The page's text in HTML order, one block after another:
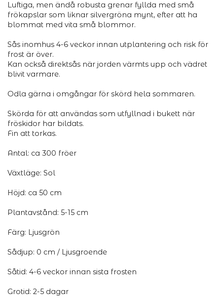
Luftiga, men ändå robusta grenar fyllda med små
frökapslar som liknar silvergröna mynt, efter att ha
blommat med vita små blommor.
Sås inomhus 4-6 veckor innan utplantering och risk för
frost är över.
Kan också direktsås när jorden värmts upp och vädret
blivit varmare.
Odla gärna i omgångar för skörd hela sommaren.
Skörda för att användas som utfyllnad i bukett när
fröskidor har bildats.
Fin att torkas.
Antal: ca 300 fröer
Växtläge: Sol
Höjd: ca 50 cm
Plantavstånd: 5-15 cm
Färg: Ljusgrön
Sådjup: 0 cm / Ljusgroende
Såtid: 4-6 veckor innan sista frosten
Grotid: 2-5 dagar